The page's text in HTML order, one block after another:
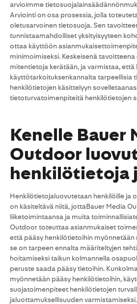
arvioimme
Arviointi on osa prosessia, jolla
oletusarvoinen tietosuoja. Sen
tunnistaamahdolliset yksityisyyteen
ottaa käyttöön
minimoimiseksi. Keskeisenä tavoitteena
mitentietoja kerätään, ja varmistaa, että
käyttötarkoituksenkannalta tarpeellisia
henkilötietojen käsittelyyn
tietoturvatoimenpiteitä henkilötietojen
Kenelle Bauer
Outdoor
henkilötietoja
Henkilötietojaluovutetaan henkilöille ja
on käsiteltävä niitä, jottaBauer Media
liiketoimintaansa ja muita
Outdoor toteuttaa asianmukaiset
että pääsy henkilötietoihin myönnetään
se on tarpeen ennalta määriteltyjen
hoitamiseksi taikun kolmannella
peruste saada pääsy tietoihin.
myönnetään pääsy henkilötietoihin,
suojatoimenpiteet henkilötietojen
jaluottamuksellisuuden varmistamiseksi.